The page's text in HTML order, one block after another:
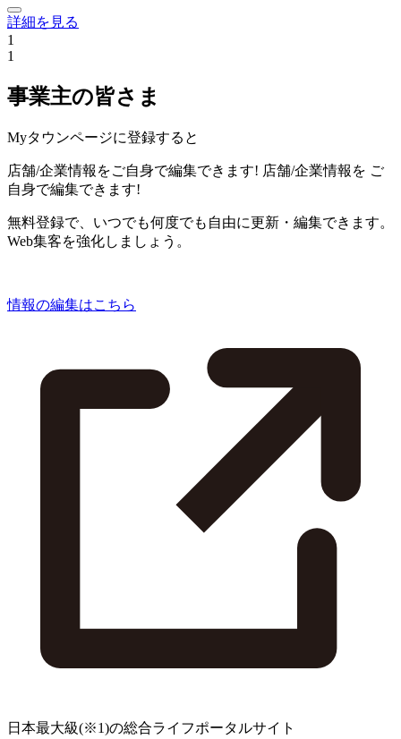
詳細を見る
1
1
事業主の皆さま
Myタウンページに登録すると
店舗/企業情報をご自身で編集できます! 店舗/企業情報を ご
自身で編集できます!
無料登録で、いつでも何度でも自由に更新・編集できます。
Web集客を強化しましょう。
情報の編集はこちら
日本最大級(※1)の総合ライフポータルサイト